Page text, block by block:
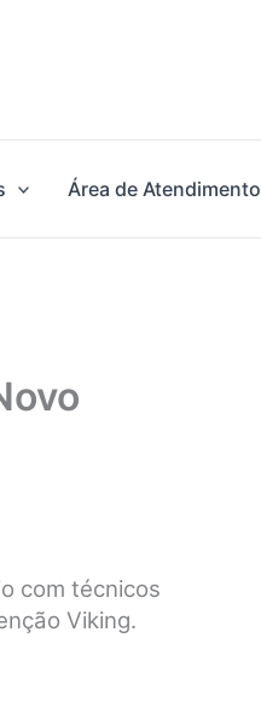
Área de Atendimento
com técnicos
Viking.